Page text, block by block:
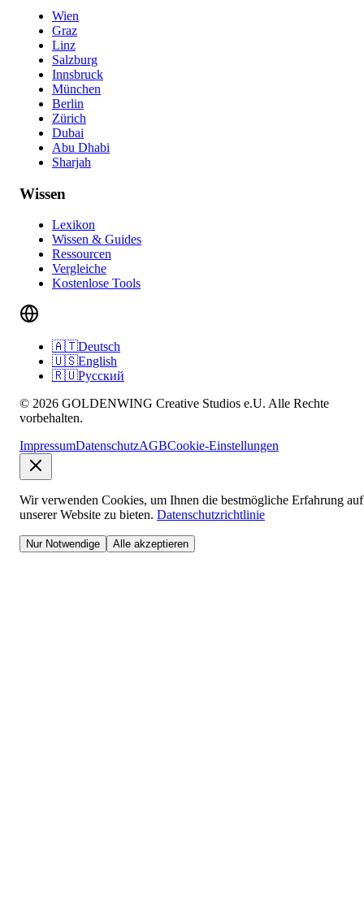
Wien
Graz
Linz
Salzburg
Innsbruck
München
Berlin
Zürich
Dubai
Abu Dhabi
Sharjah
Wissen
Lexikon
Wissen & Guides
Ressourcen
Vergleiche
Kostenlose Tools
🇦🇹Deutsch
🇺🇸English
🇷🇺Русский
© 2026 GOLDENWING Creative Studios e.U. Alle Rechte
vorbehalten.
ImpressumDatenschutzAGBCookie-Einstellungen
Wir verwenden Cookies, um Ihnen die bestmögliche Erfahrung auf
unserer Website zu bieten. Datenschutzrichtlinie
Nur Notwendige Alle akzeptieren